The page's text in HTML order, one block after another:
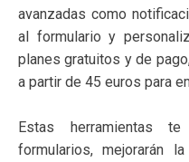
avanzadas como
al formulario y
planes gratuitos y de
a partir de 45 euros para
Estas herramientas
formularios, mejorarán